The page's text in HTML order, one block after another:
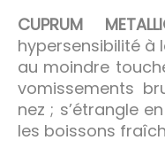
CUPRUM
hypersensibilité
au moindre
vomissements
nez ; s’étrangle
les boissons